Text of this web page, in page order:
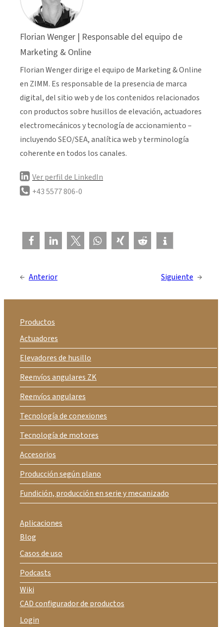
Florian Wenger | Responsable del equipo de
Marketing & Online
Florian Wenger dirige el equipo de Marketing & Online
en ZIMM. Es responsable de la presencia de marca
digital, del sitio web y de los contenidos relacionados
con productos sobre husillos de elevación, actuadores
electromecánicos y tecnología de accionamiento –
incluyendo SEO/SEA, analítica web y terminología
coherente en todos los canales.
Ver perfil de LinkedIn
+43 5577 806-0
← Anterior Siguiente →
Productos
Actuadores
Elevadores de husillo
Reenvíos angulares ZK
Reenvíos angulares
Tecnología de conexiones
Tecnología de motores
Accesorios
Producción según plano
Fundición, producción en serie y mecanizado
Aplicaciones
Blog
Casos de uso
Podcasts
Wiki
CAD configurador de productos
Login